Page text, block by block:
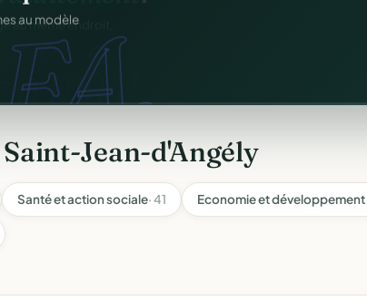
au modèle
Jean-d'Angély
Santé et action sociale· 41 Economie et